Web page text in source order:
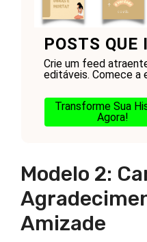
POSTS
Crie um feed
editáveis. Comece a
Transforme Sua
Agora!
Modelo 2:
Amizade